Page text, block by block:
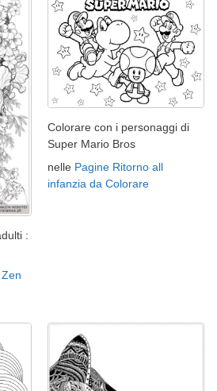
:
Colorare con i personaggi di
Super Mario Bros
nelle Pagine Ritorno all
infanzia da Colorare